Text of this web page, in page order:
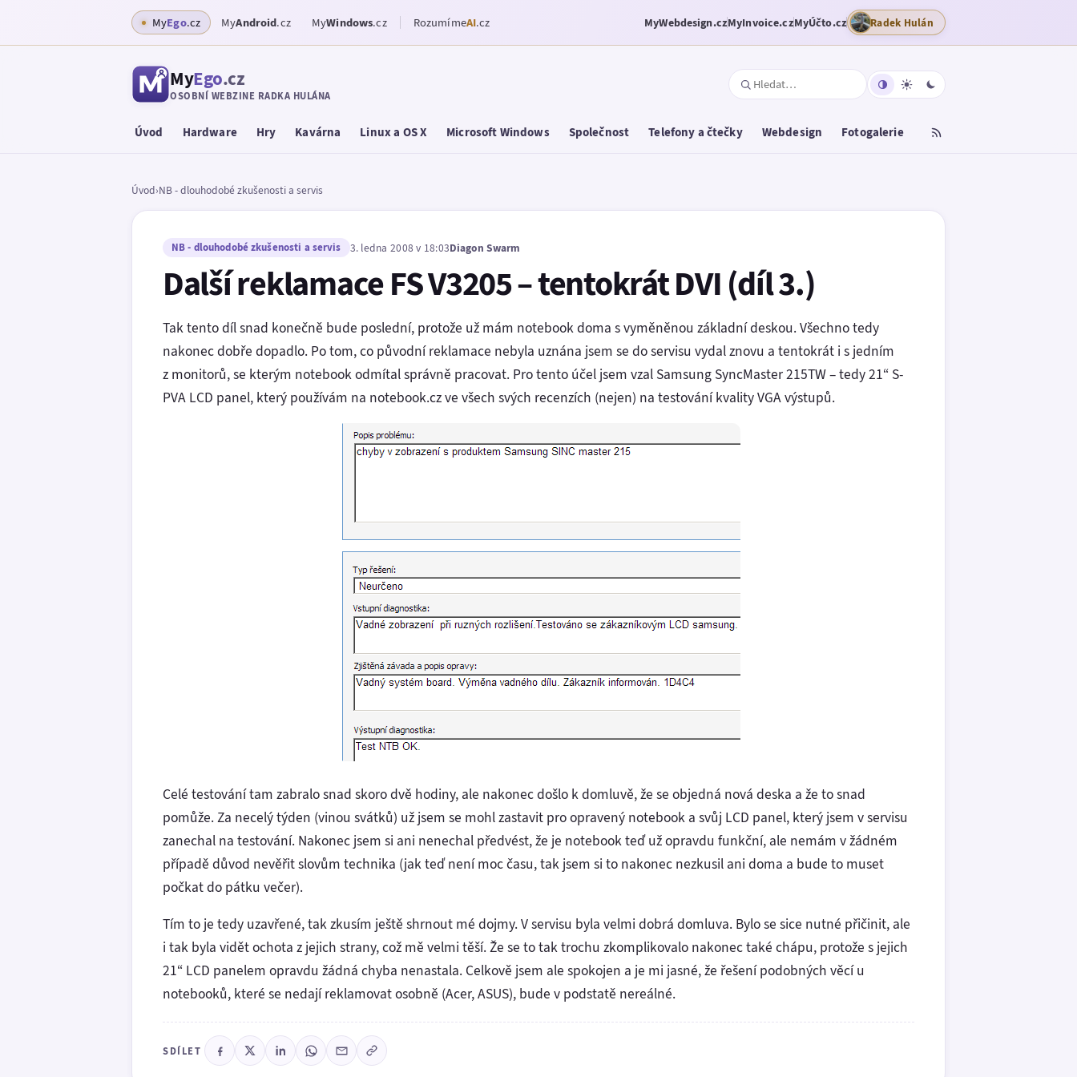
MyEgo.cz MyAndroid.cz MyWindows.cz RozumímeAI.cz MyWebdesign.czMyInvoice.czMyÚčto.cz Radek Hulán
MyEgo.cz
OSOBNÍ WEBZINE RADKA HULÁNA
Úvod Hardware Hry Kavárna Linux a OS X Microsoft Windows Společnost Telefony a čtečky Webdesign Fotogalerie
Úvod›NB - dlouhodobé zkušenosti a servis
NB - dlouhodobé zkušenosti a servis 3. ledna 2008 v 18:03Diagon Swarm
Další reklamace FS V3205 – tentokrát DVI (díl 3.)
Tak tento díl snad konečně bude poslední, protože už mám notebook doma s vyměněnou základní deskou. Všechno tedy
nakonec dobře dopadlo. Po tom, co původní reklamace nebyla uznána jsem se do servisu vydal znovu a tentokrát i s jedním
z monitorů, se kterým notebook odmítal správně pracovat. Pro tento účel jsem vzal Samsung SyncMaster 215TW – tedy 21“ S-
PVA LCD panel, který používám na notebook.cz ve všech svých recenzích (nejen) na testování kvality VGA výstupů.
Celé testování tam zabralo snad skoro dvě hodiny, ale nakonec došlo k domluvě, že se objedná nová deska a že to snad
pomůže. Za necelý týden (vinou svátků) už jsem se mohl zastavit pro opravený notebook a svůj LCD panel, který jsem v servisu
zanechal na testování. Nakonec jsem si ani nenechal předvést, že je notebook teď už opravdu funkční, ale nemám v žádném
případě důvod nevěřit slovům technika (jak teď není moc času, tak jsem si to nakonec nezkusil ani doma a bude to muset
počkat do pátku večer).
Tím to je tedy uzavřené, tak zkusím ještě shrnout mé dojmy. V servisu byla velmi dobrá domluva. Bylo se sice nutné přičinit, ale
i tak byla vidět ochota z jejich strany, což mě velmi těší. Že se to tak trochu zkomplikovalo nakonec také chápu, protože s jejich
21“ LCD panelem opravdu žádná chyba nenastala. Celkově jsem ale spokojen a je mi jasné, že řešení podobných věcí u
notebooků, které se nedají reklamovat osobně (Acer, ASUS), bude v podstatě nereálné.
SDÍLET